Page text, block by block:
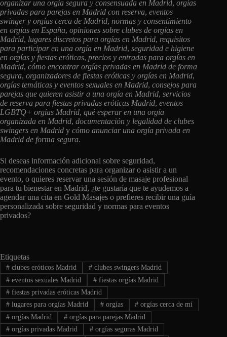
organizar una orgía segura y consensuada en Madrid, orgías
privadas para parejas en Madrid con reserva, eventos
swinger y orgías cerca de Madrid, normas y consentimiento
en orgías en España, opiniones sobre clubes de orgías en
Madrid, lugares discretos para orgías en Madrid, requisitos
para participar en una orgía en Madrid, seguridad e higiene
en orgías y fiestas eróticas, precios y entradas para orgías en
Madrid, cómo encontrar orgías privadas en Madrid de forma
segura, organizadores de fiestas eróticas y orgías en Madrid,
orgías temáticas y eventos sexuales en Madrid, consejos para
parejas que quieren asistir a una orgía en Madrid, servicios
de reserva para fiestas privadas eróticas Madrid, eventos
LGBTQ+ orgías Madrid, qué esperar en una orgía
organizada en Madrid, documentación y legalidad de clubes
swingers en Madrid y cómo anunciar una orgía privada en
Madrid de forma segura.
Si deseas información adicional sobre seguridad,
recomendaciones concretas para organizar o asistir a un
evento, o quieres reservar una sesión de masaje profesional
para tu bienestar en Madrid, ¿te gustaría que te ayudemos a
agendar una cita en Gold Masajes o prefieres recibir una guía
personalizada sobre seguridad y normas para eventos
privados?
Etiquetas
#clubes eróticos Madrid #clubes swingers Madrid
#eventos sexuales Madrid #fiestas orgías Madrid
#fiestas privadas eróticas Madrid
#lugares para orgías Madrid #orgías # orgías cerca de mí
#orgías Madrid #orgías para parejas Madrid
#orgías privadas Madrid #orgías seguras Madrid